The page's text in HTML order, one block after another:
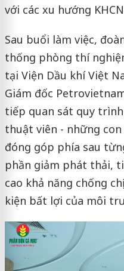
với các xu hướng
Sau buổi làm việc,
thống phòng thí
tại Viện Dầu khí Việt
Giám đốc
tiếp quan sát quy trình
thuật viên - những
đóng góp phía sau
phần giảm phát thải,
cao khả năng chống
kiện bất lợi của môi